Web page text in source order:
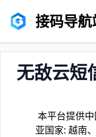
接码导航
无敌云短
本平台提供
亚国家: 越南